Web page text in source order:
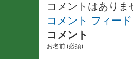
コメントはありま
コメント フィード
コメント
お名前:(必須)